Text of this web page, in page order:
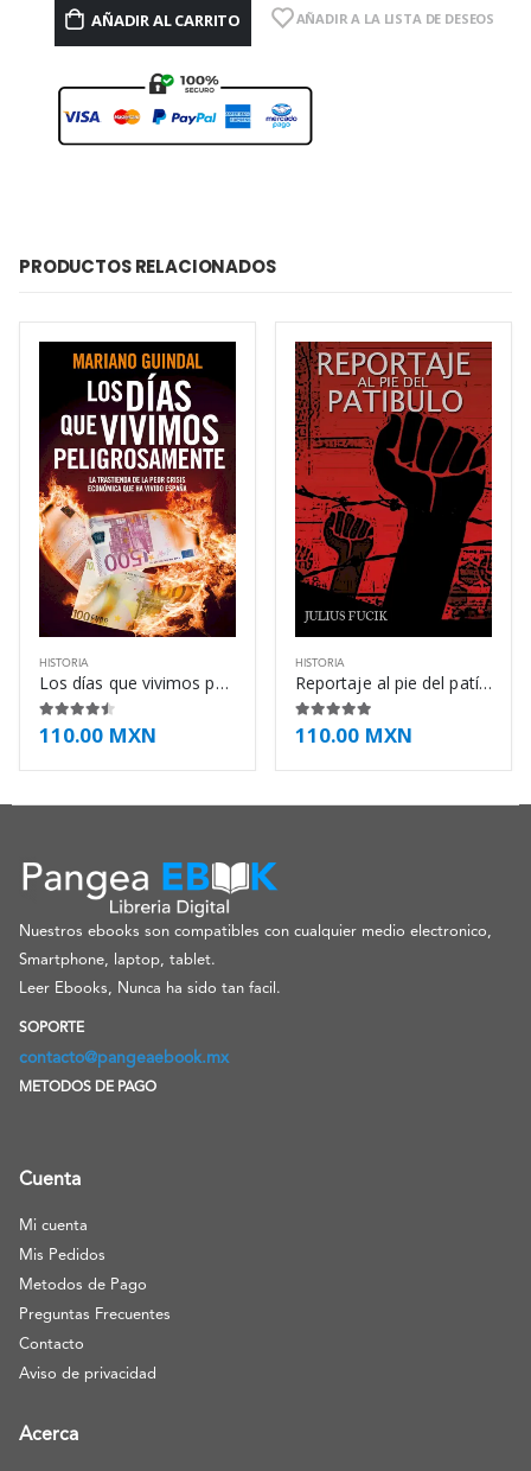
AÑADIR AL CARRITO AÑADIR A LA LISTA DE DESEOS
PRODUCTOS RELACIONADOS
HISTORIA
Los días que vivimos peligrosamente – Mariano Guindal
4.38de 5
110.00 MXN
HISTORIA
Reportaje al pie del patíbulo – Julius Fucik
5.00de 5
110.00 MXN
Nuestros ebooks son compatibles con cualquier medio electronico,
Smartphone, laptop, tablet.
Leer Ebooks, Nunca ha sido tan facil.
SOPORTE
contacto@pangeaebook.mx
METODOS DE PAGO
Cuenta
Mi cuenta
Mis Pedidos
Metodos de Pago
Preguntas Frecuentes
Contacto
Aviso de privacidad
Acerca